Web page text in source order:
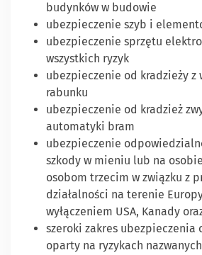
budynków w budowie
ubezpieczenie szyb i
ubezpieczenie sprzętu
wszystkich ryzyk
ubezpieczenie od kradzieży z
rabunku
ubezpieczenie od kradzież
automatyki bram
ubezpieczenie
szkody w mieniu lub na
osobom trzecim w związku z
działalności na terenie
wyłączeniem USA, Kanady
szeroki zakres ubezpieczenia
oparty na ryzykach